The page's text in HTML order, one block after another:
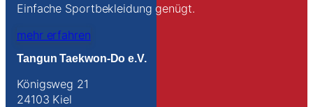
Einfache Sportbekleidung genügt.
mehr erfahren
Tangun Taekwon-Do e.V.
Königsweg 21
24103 Kiel